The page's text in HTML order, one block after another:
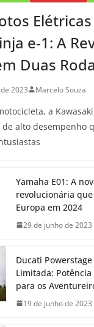
e-1: A
Duas
2023 Marcelo Souza
a
alto desempenho
Yamaha E01: A
revolucionária
Europa em 2024
29 de junho de 2023
Ducati Powerstage
Limitada:
para os
19 de junho de 2023